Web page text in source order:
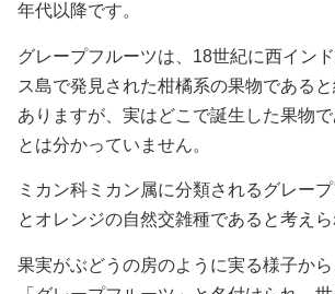
年代以降です。
グレープフルーツは、18世紀に西イン
ス島で発見された柑橘系の果物である
ありますが、実はどこで誕生した果物
とは分かっていません。
ミカン科ミカン属に分類されるグレー
とオレンジの自然交雑種であると考えら
果実がぶどうの房のように実る様子か